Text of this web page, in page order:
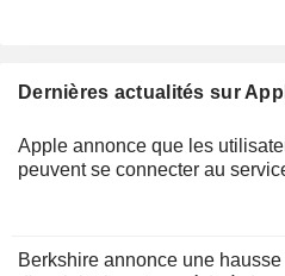
Dernières actualités sur
Apple annonce que les
peuvent se connecter au
Berkshire annonce une